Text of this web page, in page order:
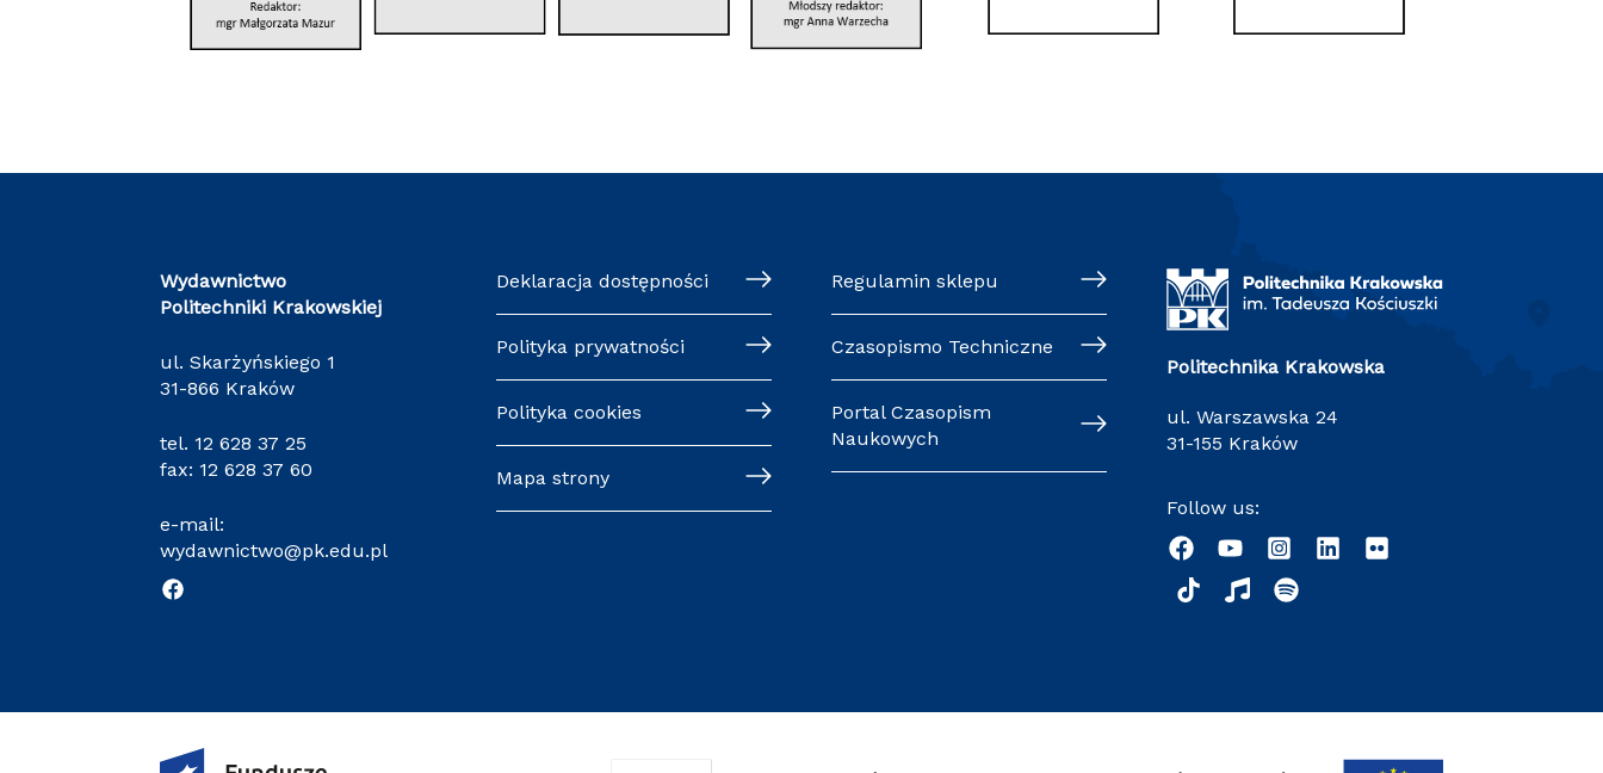
Wydawnictwo
Politechniki Krakowskiej
ul. Skarżyńskiego 1
31-866 Kraków
tel. 12 628 37 25
fax: 12 628 37 60
e-mail:
wydawnictwo@pk.edu.pl
Deklaracja dostępności
Polityka prywatności
Polityka cookies
Mapa strony
Regulamin sklepu
Czasopismo Techniczne
Portal Czasopism
Naukowych
Politechnika Krakowska
ul. Warszawska 24
31-155 Kraków
Follow us: